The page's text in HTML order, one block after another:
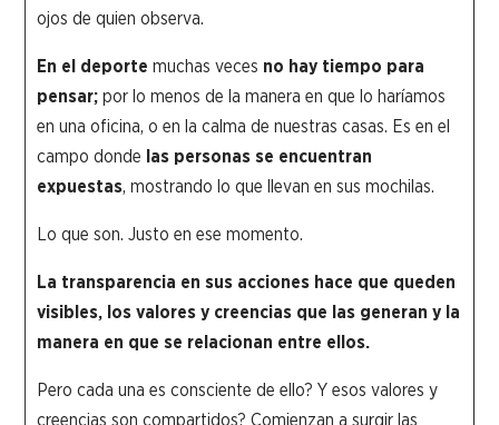
ojos de quien observa.
En el deporte muchas veces no hay tiempo para
pensar; por lo menos de la manera en que lo haríamos
en una oficina, o en la calma de nuestras casas. Es en el
campo donde las personas se encuentran
expuestas, mostrando lo que llevan en sus mochilas.
Lo que son. Justo en ese momento.
La transparencia en sus acciones hace que queden
visibles, los valores y creencias que las generan y la
manera en que se relacionan entre ellos.
Pero cada una es consciente de ello? Y esos valores y
creencias son compartidos? Comienzan a surgir las